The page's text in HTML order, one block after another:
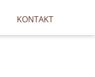
KONTAKT